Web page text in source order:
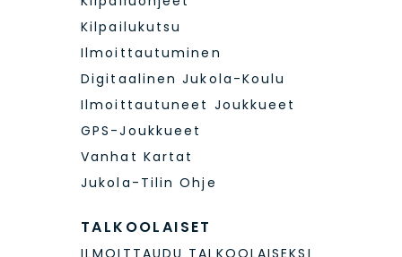
Kilpailukutsu
Ilmoittautuminen
Digitaalinen Jukola-Koulu
Ilmoittautuneet Joukkueet
GPS-Joukkueet
Vanhat Kartat
Jukola-Tilin Ohje
TALKOOLAISET
ILMOITTAUDU TALKOOLAISEKSI